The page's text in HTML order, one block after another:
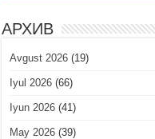
АРХИВ
Avgust 2026 (19)
Iyul 2026 (66)
Iyun 2026 (41)
May 2026 (39)